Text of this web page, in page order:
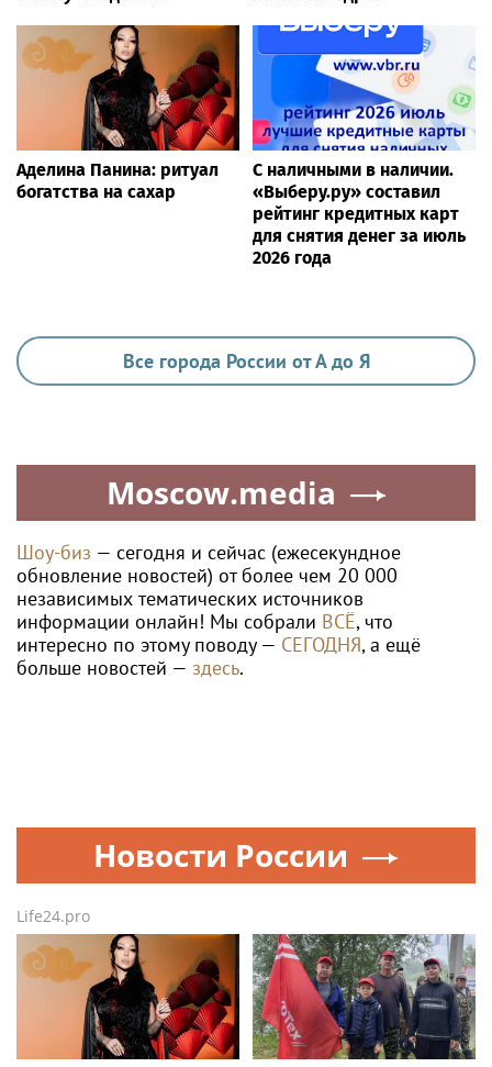
Аделина Панина: ритуал
богатства на сахар
С наличными в наличии.
«Выберу.ру» составил
рейтинг кредитных карт
для снятия денег за июль
2026 года
Все города России от А до Я
Moscow.media
Шоу-биз — сегодня и сейчас (ежесекундное
обновление новостей) от более чем 20 000
независимых тематических источников
информации онлайн! Мы собрали ВСЁ, что
интересно по этому поводу — СЕГОДНЯ, а ещё
больше новостей — здесь.
Новости России
Life24.pro